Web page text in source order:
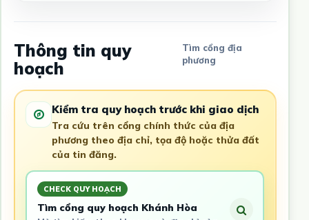
Thông tin quy
hoạch
Tìm cổng địa
phương
Kiểm tra quy hoạch trước khi giao dịch
Tra cứu trên cổng chính thức của địa
phương theo địa chỉ, tọa độ hoặc thửa đất
của tin đăng.
CHECK QUY HOẠCH
Tìm cổng quy hoạch Khánh Hòa